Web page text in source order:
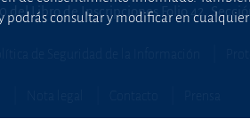
Libro de Inscripciones Folio 42,
consultar y modificar en